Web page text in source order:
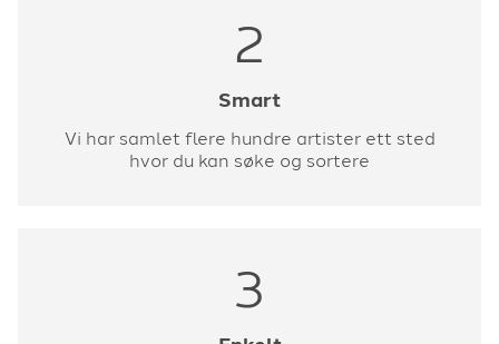
2
Smart
Vi har samlet flere hundre artister ett sted
hvor du kan søke og sortere
3